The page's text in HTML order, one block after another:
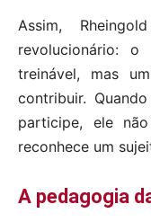
Assim,
revolucionário:
treinável, mas
contribuir.
participe, ele
reconhece um
A pedagogia